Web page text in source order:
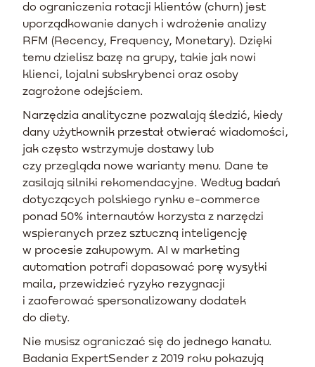
do ograniczenia rotacji klientów (churn) jest
uporządkowanie danych i wdrożenie analizy
RFM (Recency, Frequency, Monetary). Dzięki
temu dzielisz bazę na grupy, takie jak nowi
klienci, lojalni subskrybenci oraz osoby
zagrożone odejściem.
Narzędzia analityczne pozwalają śledzić, kiedy
dany użytkownik przestał otwierać wiadomości,
jak często wstrzymuje dostawy lub
czy przegląda nowe warianty menu. Dane te
zasilają silniki rekomendacyjne. Według badań
dotyczących polskiego rynku e-commerce
ponad 50% internautów korzysta z narzędzi
wspieranych przez sztuczną inteligencję
w procesie zakupowym. AI w marketing
automation potrafi dopasować porę wysyłki
maila, przewidzieć ryzyko rezygnacji
i zaoferować spersonalizowany dodatek
do diety.
Nie musisz ograniczać się do jednego kanału.
Badania ExpertSender z 2019 roku pokazują